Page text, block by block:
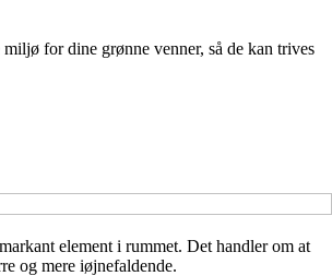
for dine grønne venner, så de kan trives
element i rummet. Det handler om at
og mere iøjnefaldende.